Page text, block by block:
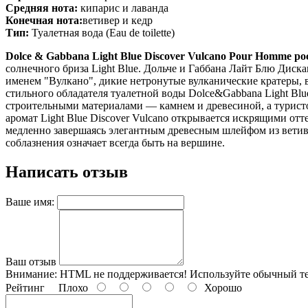
Средняя нота: кипарис и лаванда
Конечная нота:ветивер и кедр
Тип: Туалетная вода (Eau de toilette)
Dolce & Gabbana Light Blue Discover Vulcano Pour Homme
солнечного бриза Light Blue. Дольче и Габбана Лайт Блю
именем "Вулкано", дикие нетронутые вулканические кратеры,
стильного обладателя туалетной воды Dolce&Gabbana Light
строительными материалами — камнем и древесиной, а
аромат Light Blue Discover Vulcano открывается искрящими
медленно завершаясь элегантным древесным шлейфом из
соблазнения означает всегда быть на вершине.
Написать отзыв
Ваше имя:
Ваш отзыв
Внимание: HTML не поддерживается! Используйте обычный
Рейтинг Плохо Хорошо